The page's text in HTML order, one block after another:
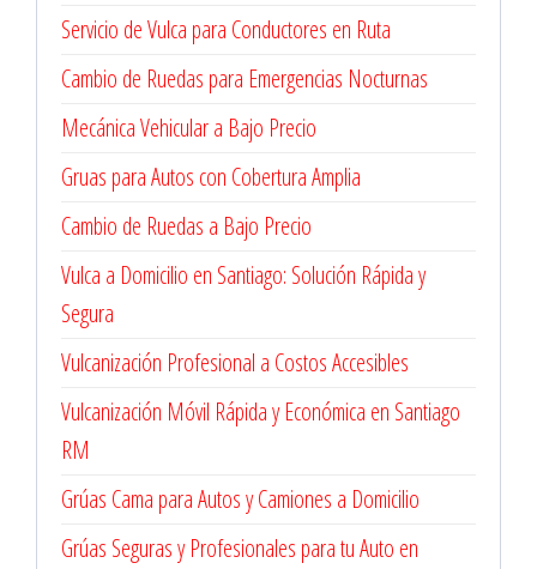
Servicio de Vulca para Conductores en Ruta
Cambio de Ruedas para Emergencias Nocturnas
Mecánica Vehicular a Bajo Precio
Gruas para Autos con Cobertura Amplia
Cambio de Ruedas a Bajo Precio
Vulca a Domicilio en Santiago: Solución Rápida y
Segura
Vulcanización Profesional a Costos Accesibles
Vulcanización Móvil Rápida y Económica en Santiago
RM
Grúas Cama para Autos y Camiones a Domicilio
Grúas Seguras y Profesionales para tu Auto en